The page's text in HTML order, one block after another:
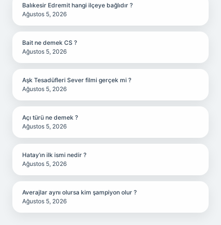
Balıkesir Edremit hangi ilçeye bağlıdır ?
Ağustos 5, 2026
Bait ne demek CS ?
Ağustos 5, 2026
Aşk Tesadüfleri Sever filmi gerçek mi ?
Ağustos 5, 2026
Açı türü ne demek ?
Ağustos 5, 2026
Hatay’ın ilk ismi nedir ?
Ağustos 5, 2026
Averajlar aynı olursa kim şampiyon olur ?
Ağustos 5, 2026